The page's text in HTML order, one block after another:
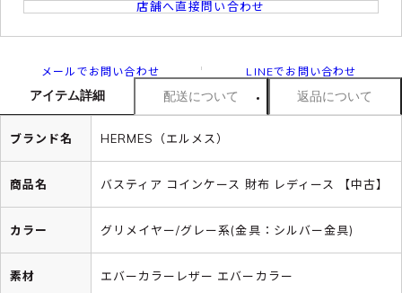
店舗へ直接問い合わせ
メールでお問い合わせ LINEでお問い合わせ
アイテム詳細 配送について 返品について
ブランド名 HERMES（エルメス）
商品名 バスティア コインケース 財布 レディース 【中古】
カラー グリメイヤー/グレー系(金具：シルバー金具)
素材 エバーカラーレザー エバーカラー